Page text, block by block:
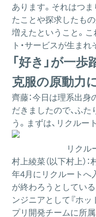
あります。それはつ
たことや探求したも
増えたということ。
ト・サービスが生ま
「好き」が一
克服の原動力
齊藤：今日は理系出身
だきましたので、ふ
う。まずは、リクルー
リクル
村上綾菜（以下村上）：
年4月にリクルートへ
が終わろうとしてい
ンジニアとして『ホ
プリ開発チームに所